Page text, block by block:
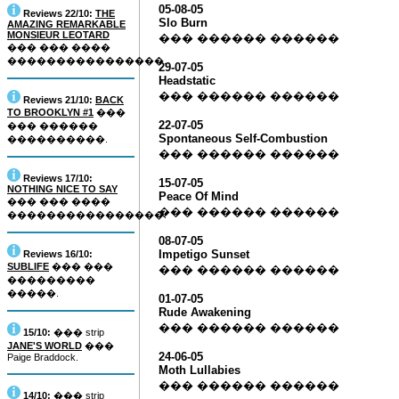
Reviews 22/10: THE
AMAZING REMARKABLE
MONSIEUR LEOTARD
��� ��� ����
����������������.
Reviews 21/10: BACK
TO BROOKLYN #1 ���
��� ������
����������.
Reviews 17/10:
NOTHING NICE TO SAY
��� ��� ����
����������������.
Reviews 16/10:
SUBLIFE ��� ���
���������
�����.
15/10: ��� strip
JANE'S WORLD ���
Paige Braddock.
14/10: ��� strip
05-08-05
Slo Burn
��� ������ ������
29-07-05
Headstatic
��� ������ ������
22-07-05
Spontaneous Self-Combustion
��� ������ ������
15-07-05
Peace Of Mind
��� ������ ������
08-07-05
Impetigo Sunset
��� ������ ������
01-07-05
Rude Awakening
��� ������ ������
24-06-05
Moth Lullabies
��� ������ ������